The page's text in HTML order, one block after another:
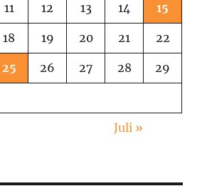
11 12 13 14 15
18 19 20 21 22
25 26 27 28 29
Juli »